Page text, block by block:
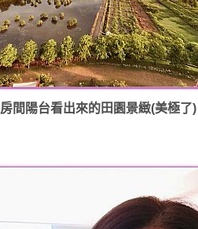
房間陽台看出來的田園景緻(美極了)